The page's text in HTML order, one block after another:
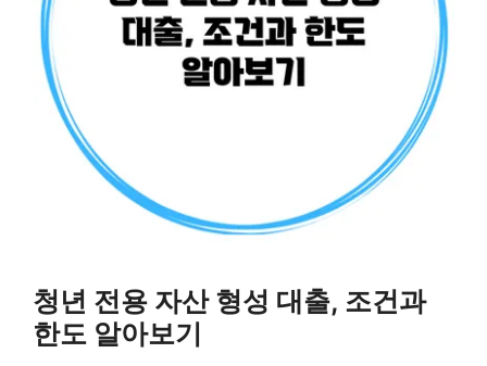
청년 전용 자산 형성 대출, 조건과
한도 알아보기